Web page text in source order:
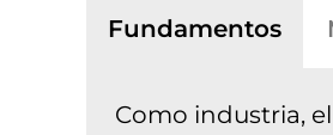
Fundamentos
Como industria, el